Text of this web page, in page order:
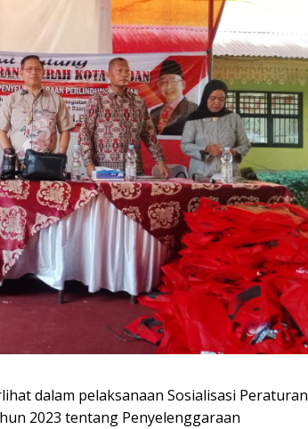
dalam pelaksanaan Sosialisasi Peraturan
2023 tentang Penyelenggaraan